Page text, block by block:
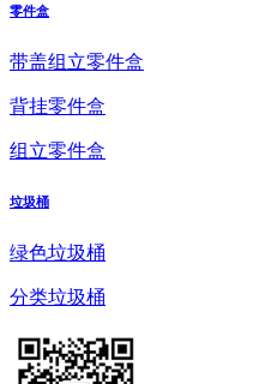
零件盒
带盖组立零件盒
背挂零件盒
组立零件盒
垃圾桶
绿色垃圾桶
分类垃圾桶